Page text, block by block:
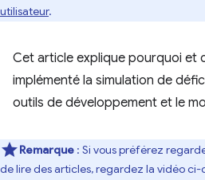
utilisateur.
Cet article explique pourquoi et
implémenté la simulation de
outils de développement et le
Remarque : Si vous préférez
de lire des articles, regardez la vidéo ci-